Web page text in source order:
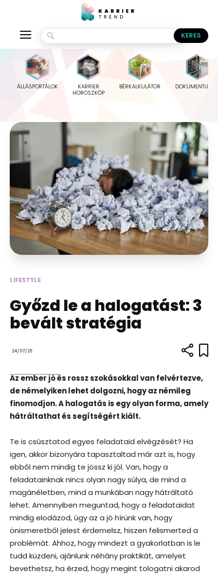
ÁLLÁSPORTÁLOK
KARRIER
HOROSZKÓP
BÉRKALKULÁTOR
LIFESTYLE
Győzd le a halogatást: 3
bevált stratégia
24/07/25
Az ember jó és rossz szokásokkal van felvértezve,
de némelyiken lehet dolgozni, hogy az némileg
finomodjon. A halogatás is egy olyan forma, amely
hátráltathat és segítségért kiált.
Te is csúsztatod egyes feladataid elvégzését? Ha
igen, akkor bizonyára tapasztaltad már azt is, hogy
ebből nem mindig te jössz ki jól. Van, hogy a
feladatainknak nincs olyan nagy súlya, de mind a
magánéletben, mind a munkában nagy hátráltató
lehet. Amennyiben meguntad, hogy a feladataidat
mindig elodázod, úgy az a jó hírünk van, hogy
önismeretből jelest érdemelsz, hiszen felismerted a
problémát. Ahhoz, hogy mindezt a gyakorlatban is le
tudd küzdeni, ajánlunk néhány praktikát, amelyet
bevethetsz, ha érzed, hogy megint tologatni akarod